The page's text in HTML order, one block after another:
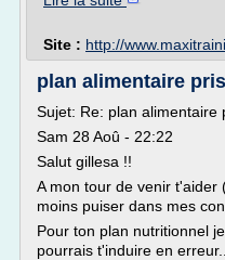
Site : http://
plan alimentaire
Sujet: Re: plan
Sam 28 Aoû - 22:22
Salut gillesa !!
A mon tour de venir t'aider
moins puiser dans mes
Pour ton plan nutritionnel
pourrais t'induire en erreur...